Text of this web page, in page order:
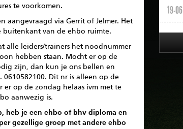
te voorkomen.
aangevraagd via Gerrit of Jelmer. Het
van de ehbo ruimte.
alle leiders/trainers het noodnummer
hebben staan. Mocht er op de
zijn, dan kun je ons bellen en
Dit nr is alleen op de
er op de zondag helaas ivm met te
aanwezig is.
heb je een ehbo of bhv diploma en
gezellige groep met andere ehbo
19-06